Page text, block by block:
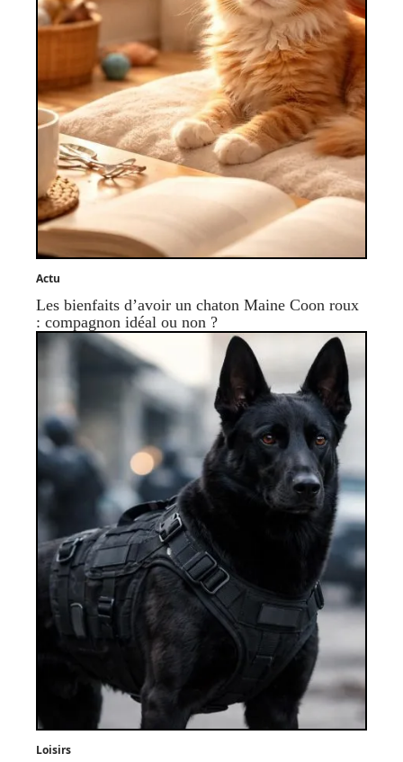
Actu
Les bienfaits d’avoir un chaton Maine Coon roux
: compagnon idéal ou non ?
Loisirs